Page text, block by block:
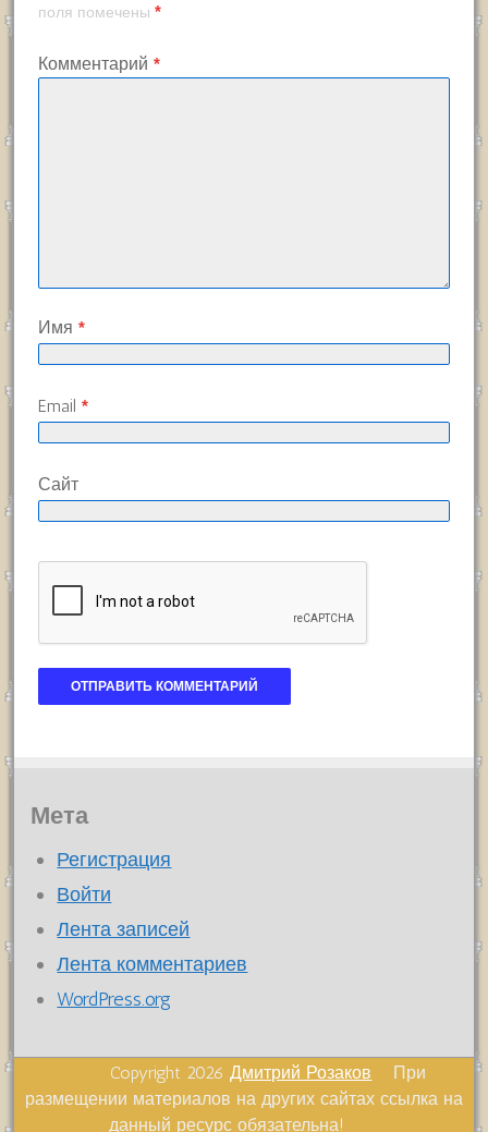
поля помечены *
Комментарий *
Имя *
Email *
Сайт
Мета
Регистрация
Войти
Лента записей
Лента комментариев
WordPress.org
Copyright 2026Дмитрий Розаков При
размещении материалов на других сайтах ссылка на
данный ресурс обязательна!